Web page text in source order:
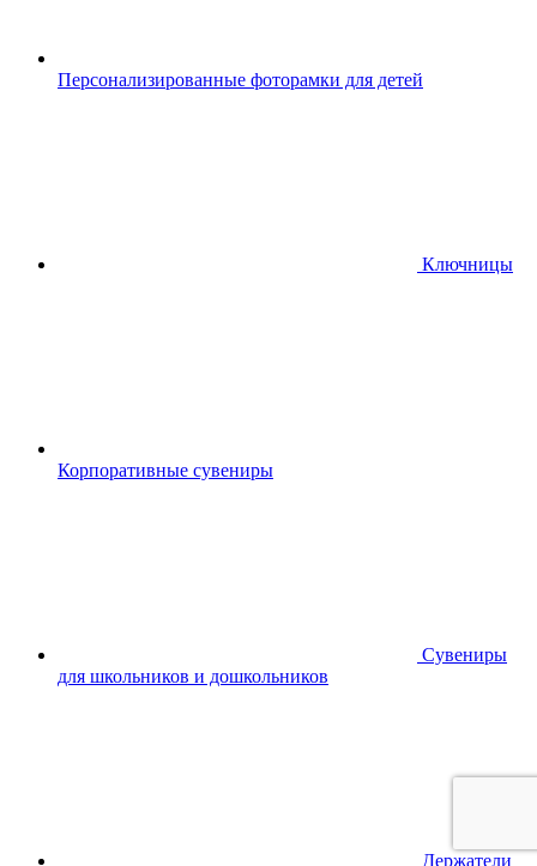
Персонализированные фоторамки для детей
Ключницы
Корпоративные сувениры
Сувениры
для школьников и дошкольников
Держатели